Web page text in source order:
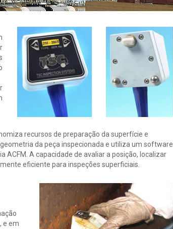
recursos de preparação da superfície e
da peça inspecionada e utiliza um software
A capacidade de avaliar a posição, localizar
eficiente para inspeções superficiais.
e em